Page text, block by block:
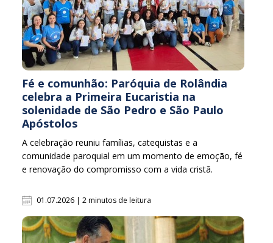
Fé e comunhão: Paróquia de Rolândia
celebra a Primeira Eucaristia na
solenidade de São Pedro e São Paulo
Apóstolos
A celebração reuniu famílias, catequistas e a
comunidade paroquial em um momento de emoção, fé
e renovação do compromisso com a vida cristã.
01.07.2026 | 2 minutos de leitura